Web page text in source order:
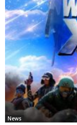
News